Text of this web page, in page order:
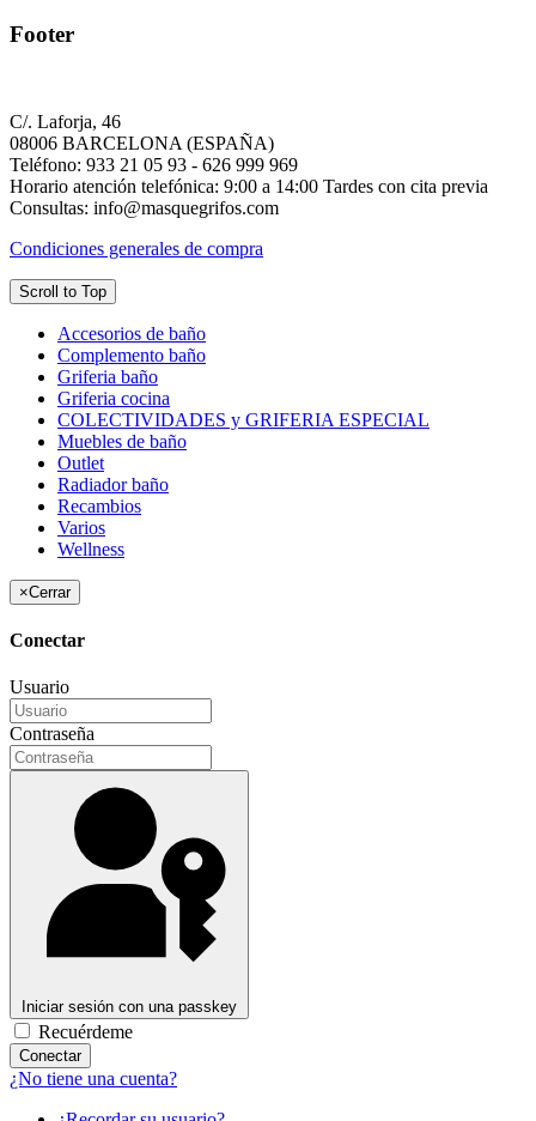
Footer
C/. Laforja, 46
08006 BARCELONA (ESPAÑA)
Teléfono: 933 21 05 93 - 626 999 969
Horario atención telefónica: 9:00 a 14:00 Tardes con cita previa
Consultas: info@masquegrifos.com
Condiciones generales de compra
Scroll to Top
Accesorios de baño
Complemento baño
Griferia baño
Griferia cocina
COLECTIVIDADES y GRIFERIA ESPECIAL
Muebles de baño
Outlet
Radiador baño
Recambios
Varios
Wellness
×Cerrar
Conectar
Usuario
Contraseña
Iniciar sesión con una passkey
Recuérdeme
Conectar
¿No tiene una cuenta?